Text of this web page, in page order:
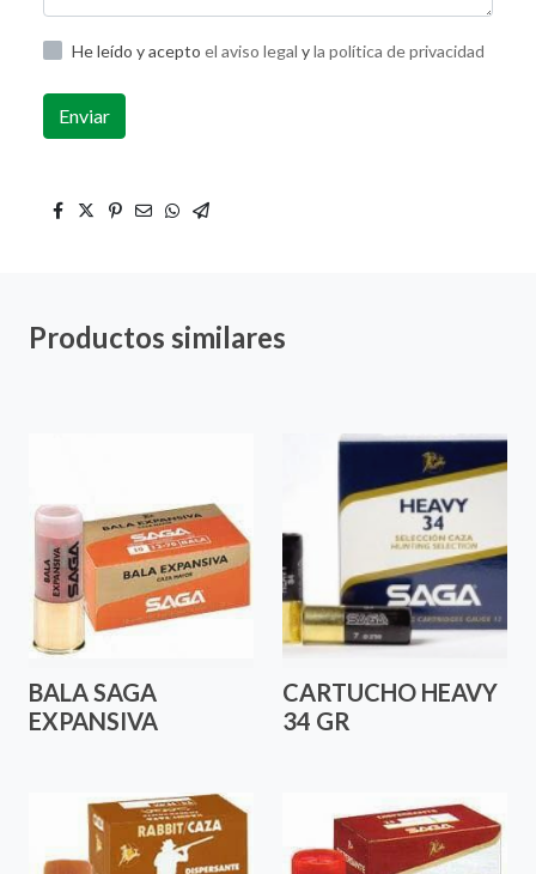
He leído y acepto el aviso legal yla política de privacidad
Enviar
Productos similares
BALA SAGA
EXPANSIVA
CARTUCHO HEAVY
34 GR